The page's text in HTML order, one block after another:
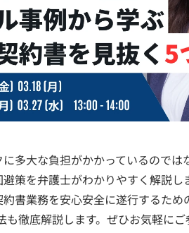
多大な負担がかかっているので
策を弁護士がわかりやすく解説し
書業務を安心安全に遂行するた
徹底解説します。ぜひお気軽にご